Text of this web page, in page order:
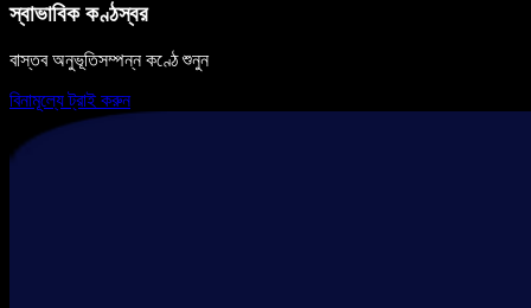
স্বাভাবিক কণ্ঠস্বর
বাস্তব অনুভূতিসম্পন্ন কণ্ঠে শুনুন
বিনামূল্যে ট্রাই করুন